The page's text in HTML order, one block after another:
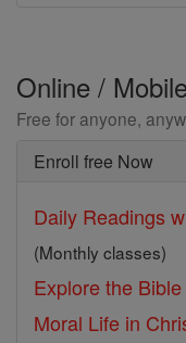
Online /
Free for anyone,
Enroll free Now
Daily Readings
(Monthly classes)
Explore the Bible
Moral Life in